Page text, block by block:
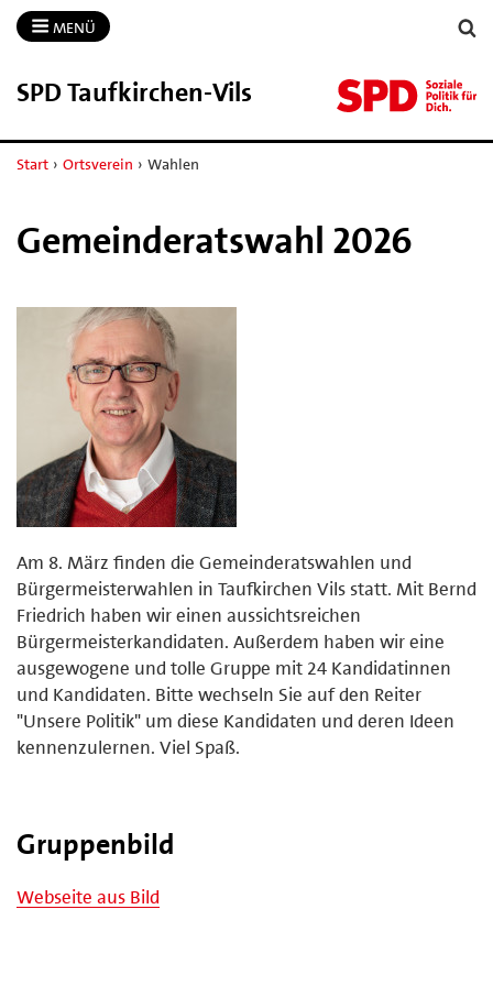
MENÜ
SPD Taufkirchen-​Vils
Start › Ortsverein › Wahlen
Gemeinderatswahl 2026
Am 8. März finden die Gemeinderatswahlen und
Bürgermeisterwahlen in Taufkirchen Vils statt. Mit Bernd
Friedrich haben wir einen aussichtsreichen
Bürgermeisterkandidaten. Außerdem haben wir eine
ausgewogene und tolle Gruppe mit 24 Kandidatinnen
und Kandidaten. Bitte wechseln Sie auf den Reiter
"Unsere Politik" um diese Kandidaten und deren Ideen
kennenzulernen. Viel Spaß.
Gruppenbild
Webseite aus Bild